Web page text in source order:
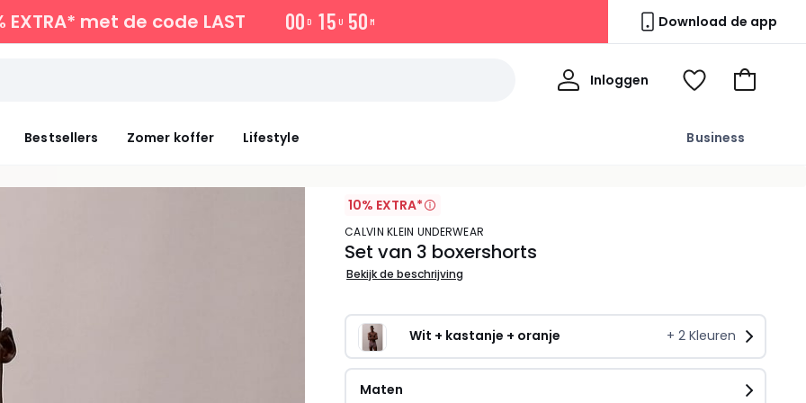
EXTRA* met de code LAST 00 D 15 U 50 M Download de app
Bestsellers Zomer koffer Lifestyle Business
Inloggen
Mijn
Kijk
Naar
10% EXTRA*
CALVIN KLEIN UNDERWEAR
Set van 3 boxershorts
Bekijk de beschrijving
Wit + kastanje + oranje + 2Kleuren
Maten